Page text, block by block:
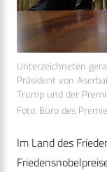
Unterzeichneten
Präsident von
Trump und der
Foto: Büro des
Im Land des